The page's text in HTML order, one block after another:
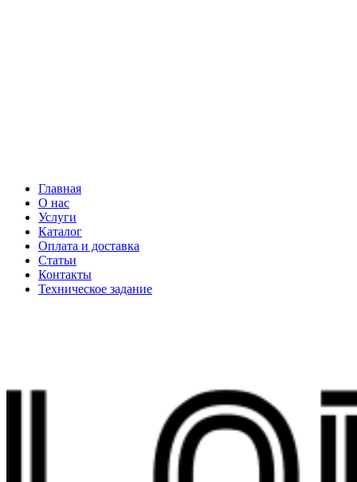
Главная
О нас
Услуги
Каталог
Оплата и доставка
Статьи
Контакты
Техническое задание